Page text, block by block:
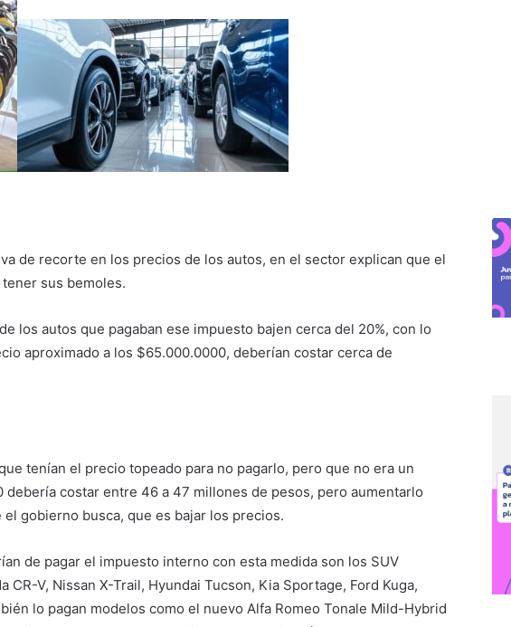
de recorte en los precios de los autos, en el sector explican que el
sus bemoles.
los autos que pagaban ese impuesto bajen cerca del 20%, con lo
aproximado a los $65.000.0000, deberían costar cerca de
tenían el precio topeado para no pagarlo, pero que no era un
costar entre 46 a 47 millones de pesos, pero aumentarlo
gobierno busca, que es bajar los precios.
de pagar el impuesto interno con esta medida son los SUV
V, Nissan X-Trail, Hyundai Tucson, Kia Sportage, Ford Kuga,
lo pagan modelos como el nuevo Alfa Romeo Tonale Mild-Hybrid